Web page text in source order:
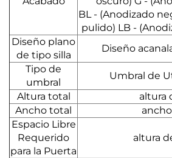
BL - (Anodizado
pulido) LB -
Diseño plano
de tipo silla
Diseño
Tipo de
umbral
Umbral de
Altura total
altura
Ancho total
Espacio Libre
Requerido
para la Puerta
altura